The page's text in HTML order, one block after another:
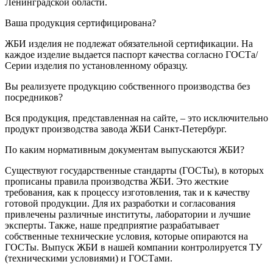
Ленинградской области.
Ваша продукция сертифицирована?
ЖБИ изделия не подлежат обязательной сертификации. На
каждое изделие выдается паспорт качества согласно ГОСТа/
Серии изделия по установленному образцу.
Вы реализуете продукцию собственного производства без
посредников?
Вся продукция, представленная на сайте, – это исключительно
продукт производства завода ЖБИ Санкт-Петербург.
По каким нормативным документам выпускаются ЖБИ?
Существуют государственные стандарты (ГОСТы), в которых
прописаны правила производства ЖБИ. Это жесткие
требования, как к процессу изготовления, так и к качеству
готовой продукции. Для их разработки и согласования
привлечены различные институты, лаборатории и лучшие
эксперты. Также, наше предприятие разрабатывает
собственные технические условия, которые опираются на
ГОСТы. Выпуск ЖБИ в нашей компании контролируется ТУ
(техническими условиями) и ГОСТами.